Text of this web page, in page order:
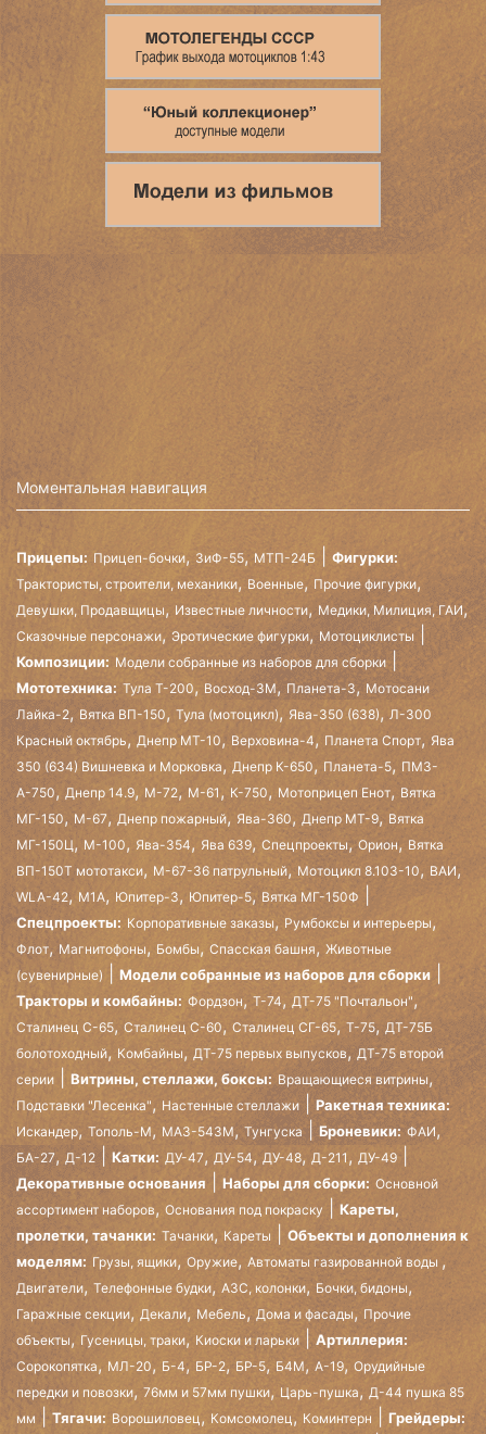
Моментальная навигация
Прицепы: Прицеп-бочки, ЗиФ-55, МТП-24Б Фигурки:
Трактористы, строители, механики, Военные, Прочие фигурки,
Девушки, Продавщицы, Известные личности, Медики, Милиция, ГАИ,
Сказочные персонажи, Эротические фигурки, Мотоциклисты
Композиции: Модели собранные из наборов для сборки
Мототехника: Тула Т-200, Восход-3М, Планета-3, Мотосани
Лайка-2, Вятка ВП-150, Тула (мотоцикл), Ява-350 (638),Л-300
Красный октябрь, Днепр МТ-10, Верховина-4, Планета Спорт, Ява
350 (634) Вишневка и Морковка, Днепр К-650, Планета-5, ПМЗ-
А-750, Днепр 14.9, М-72, М-61 , К-750, Мотоприцеп Енот, Вятка
МГ-150, М-67, Днепр пожарный, Ява-360, Днепр МТ-9, Вятка
МГ-150Ц, М-100, Ява-354, Ява 639, Спецпроекты, Орион, Вятка
ВП-150Т мототакси, М-67-36 патрульный, Мотоцикл 8.103-10, ВАИ,
WLA-42, М1А, Юпитер-3, Юпитер-5, Вятка МГ-150Ф
Спецпроекты: Корпоративные заказы,Румбоксы и интерьеры,
Флот, Магнитофоны, Бомбы, Спасская башня, Животные
(сувенирные)
Модели собранные из наборов для сборки
Тракторы и комбайны: Фордзон, Т-74, ДТ-75 "Почтальон",
Сталинец С-65, Сталинец С-60, Сталинец СГ-65, Т-75, ДТ-75Б
болотоходный, Комбайны, ДТ-75 первых выпусков, ДТ-75 второй
серии
Витрины, стеллажи, боксы: Вращающиеся витрины,
Подставки "Лесенка", Настенные стеллажи Ракетная техника:
Искандер, Тополь-М, МАЗ-543М, Тунгуска Броневики: ФАИ,
БА-27, Д-12 Катки: ДУ-47, ДУ-54, ДУ-48, Д-211 , ДУ-49
Декоративные основания Наборы для сборки: Основной
ассортимент наборов, Основания под покраску
Кареты,
пролетки, тачанки: Тачанки, Кареты
Объекты и дополнения к
моделям: Грузы, ящики, Оружие, Автоматы газированной воды ,
Двигатели, Телефонные будки, АЗС, колонки, Бочки, бидоны,
Гаражные секции, Декали, Мебель, Дома и фасады, Прочие
объекты, Гусеницы, траки, Киоски и ларьки Артиллерия:
Сорокопятка, МЛ-20, Б-4, БР-2,БР-5, Б4М, А-19, Орудийные
передки и повозки, 76мм и 57мм пушки, Царь-пушка, Д-44 пушка 85
мм
Тягачи: Ворошиловец , Комсомолец , Коминтерн Грейдеры: